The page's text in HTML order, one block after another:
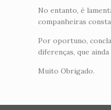
No entanto, é
companheiras
Por oportuno,
diferenças, que
Muito Obrigado.